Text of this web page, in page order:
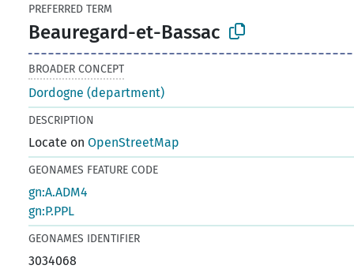
PREFERRED TERM
Beauregard-et-Bassac
BROADER CONCEPT
Dordogne (department)
DESCRIPTION
Locate onOpenStreetMap
GEONAMES FEATURE CODE
gn:A.ADM4
gn:P.PPL
GEONAMES IDENTIFIER
3034068